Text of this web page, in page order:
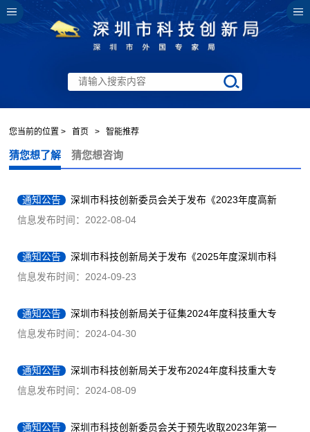
您当前的位置 > 首页 > 智能推荐
猜您想了解 猜您想咨询
通知公告
深圳市科技创新委员会关于发布《2023年度高新
技术企业培育资助申请指南》的通知
信息发布时间：2022-08-04
通知公告
深圳市科技创新局关于发布《2025年度深圳市科
技型中小微企业贷款贴息贴保项目申请指南》的通知
信息发布时间：2024-09-23
通知公告
深圳市科技创新局关于征集2024年度科技重大专
项备选课题的通知
信息发布时间：2024-04-30
通知公告
深圳市科技创新局关于发布2024年度科技重大专
项项目申请指南的通知
信息发布时间：2024-08-09
通知公告
深圳市科技创新委员会关于预先收取2023年第一